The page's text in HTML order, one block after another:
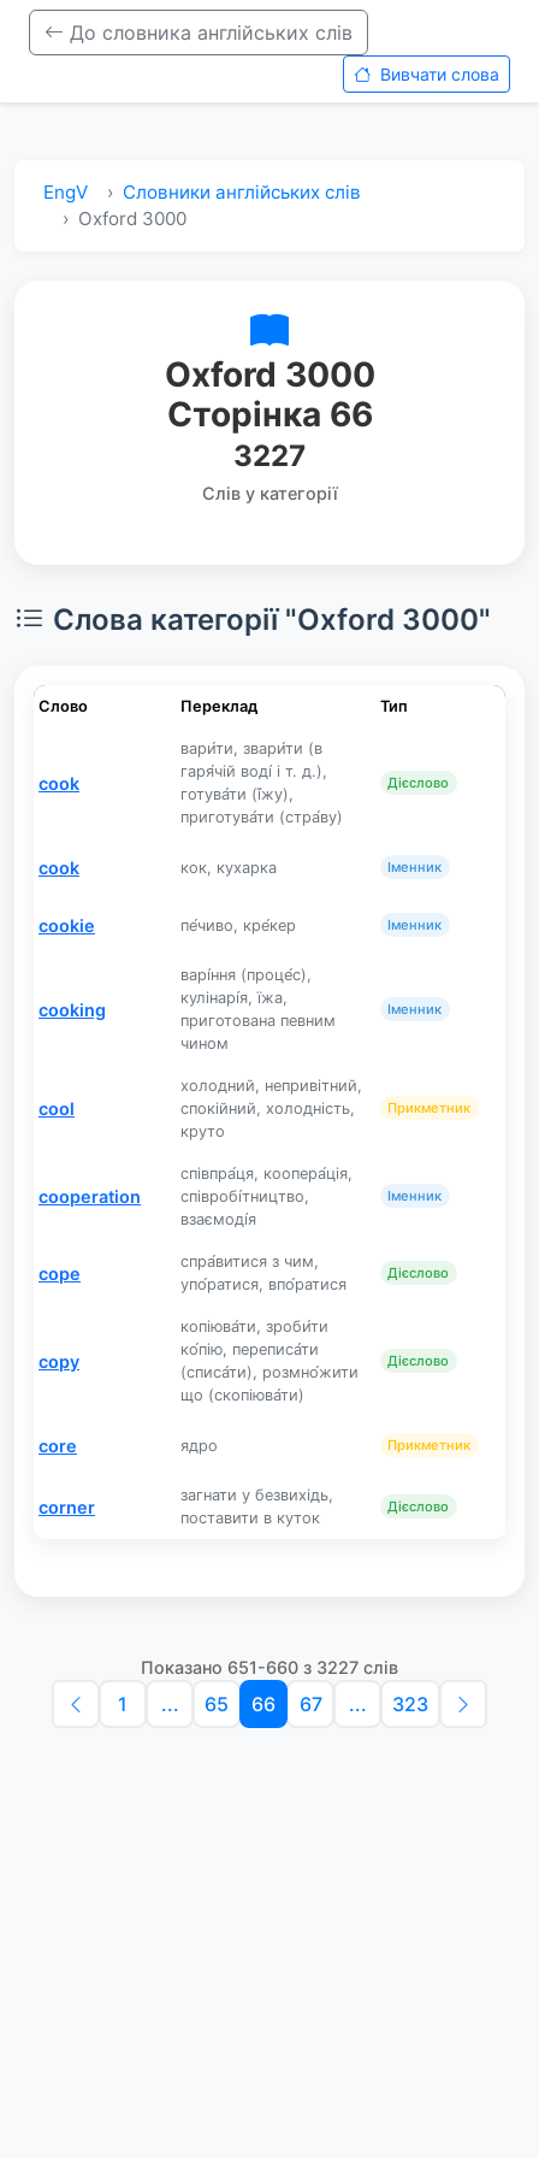
До словника англійських слів
Вивчати слова
EngV
Словники англійських слів
Oxford 3000
Oxford 3000
Сторінка 66
3227
Слів у категорії
Слова категорії "Oxford 3000"
Слово Переклад Тип
cook
вари́ти, звари́ти (в
гаря́чій воді́ і т. д.),
готува́ти (ї́жу),
приготува́ти (стра́ву)
Дієслово
cook кок, кухарка Іменник
cookie пе́чиво, кре́кер Іменник
cooking
варі́ння (проце́с),
кулінарі́я, їжа,
приготована певним
чином
Іменник
cool
холодний, непривітний,
спокійний, холодність,
круто
Прикметник
cooperation
співпра́ця, коопера́ція,
співробі́тництво,
взаємоді́я
Іменник
cope
спра́витися з чим,
упо́ратися, впо́ратися
Дієслово
copy
копіюва́ти, зроби́ти
ко́пію, переписа́ти
(списа́ти), розмно́жити
що (скопіюва́ти)
Дієслово
core ядро Прикметник
corner
загнати у безвихідь,
поставити в куток
Дієслово
Показано 651-660 з 3227 слів
1 ... 65 66 67 ... 323